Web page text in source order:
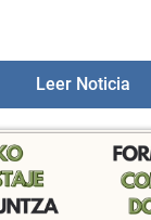
Leer Noticia